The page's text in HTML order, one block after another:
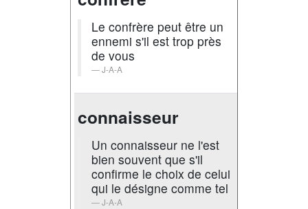
Le confrère peut être un
ennemi s'il est trop près
de vous
J-A-A
connaisseur
Un connaisseur ne l'est
bien souvent que s'il
confirme le choix de celui
qui le désigne comme tel
J-A-A